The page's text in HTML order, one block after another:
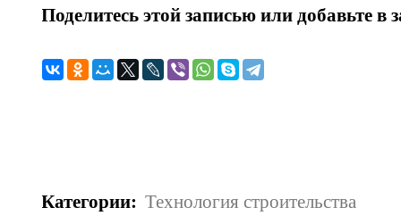
Поделитесь этой записью или добавьте в
Категории: Технология строительства